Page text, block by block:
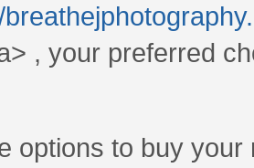
, your preferred
options to buy your